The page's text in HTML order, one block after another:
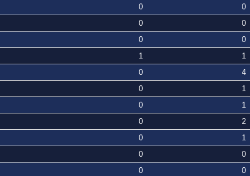
0 0
0 0
0 0
1 1
0 4
0 1
0 1
0 2
0 1
0 0
0 0